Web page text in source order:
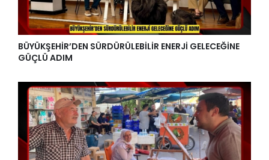
BÜYÜKŞEHİR’DEN SÜRDÜRÜLEBİLİR ENERJİ GELECEĞİNE
GÜÇLÜ ADIM